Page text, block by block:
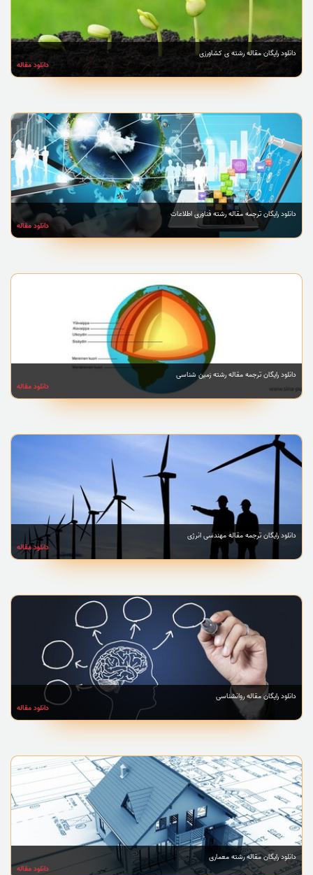
دانلود رایگان مقاله رشته ی کشاورزی
دانلود مقاله
دانلود رایگان ترجمه مقاله رشته فناوری اطلاعات
دانلود مقاله
دانلود رایگان ترجمه مقاله رشته زمین شناسی
دانلود مقاله
دانلود رایگان ترجمه مقاله مهندسی انرژی
دانلود مقاله
دانلود رایگان مقاله روانشناسی
دانلود مقاله
دانلود رایگان مقاله رشته معماری
دانلود مقاله